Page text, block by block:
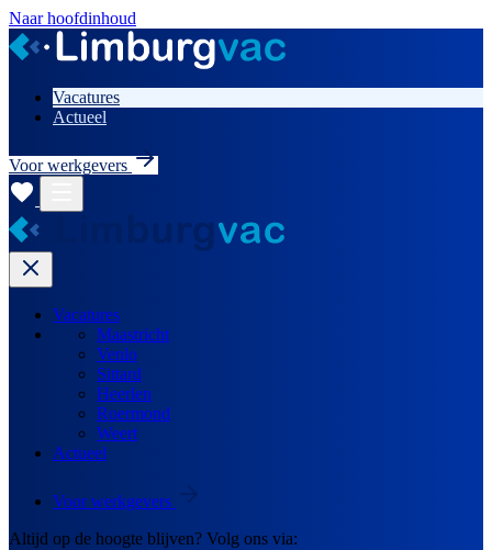
Naar hoofdinhoud
Vacatures
Actueel
Voor werkgevers
Vacatures
Maastricht
Venlo
Sittard
Heerlen
Roermond
Weert
Actueel
Voor werkgevers
Altijd op de hoogte blijven? Volg ons via: